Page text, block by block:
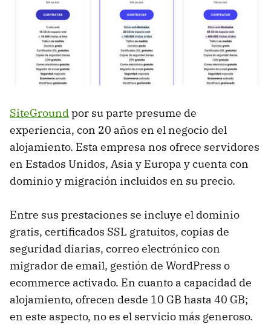
SiteGroundpor su parte presume de
experiencia, con 20 años en el negocio del
alojamiento. Esta empresa nos ofrece servidores
en Estados Unidos, Asia y Europa y cuenta con
dominio y migración incluidos en su precio.
Entre sus prestaciones se incluye el dominio
gratis, certificados SSL gratuitos, copias de
seguridad diarias, correo electrónico con
migrador de email, gestión de WordPress o
ecommerce activado. En cuanto a capacidad de
alojamiento, ofrecen desde 10 GB hasta 40 GB;
en este aspecto, no es el servicio más generoso.